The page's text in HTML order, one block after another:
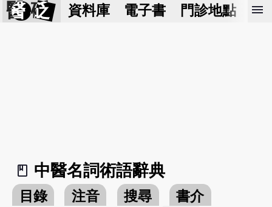
醫 砭 資料庫 電子書 門診地點 預
menu
book_2
中醫名詞術語辭典
目錄 注音 搜尋
書介